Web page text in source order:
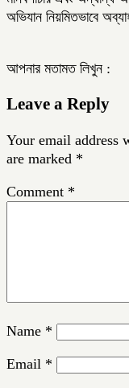
অভিযান নিয়মিতভাবে
আপনার মতামত লিখুন :
Leave a Reply
Your email address
are marked *
Comment *
Name *
Email *